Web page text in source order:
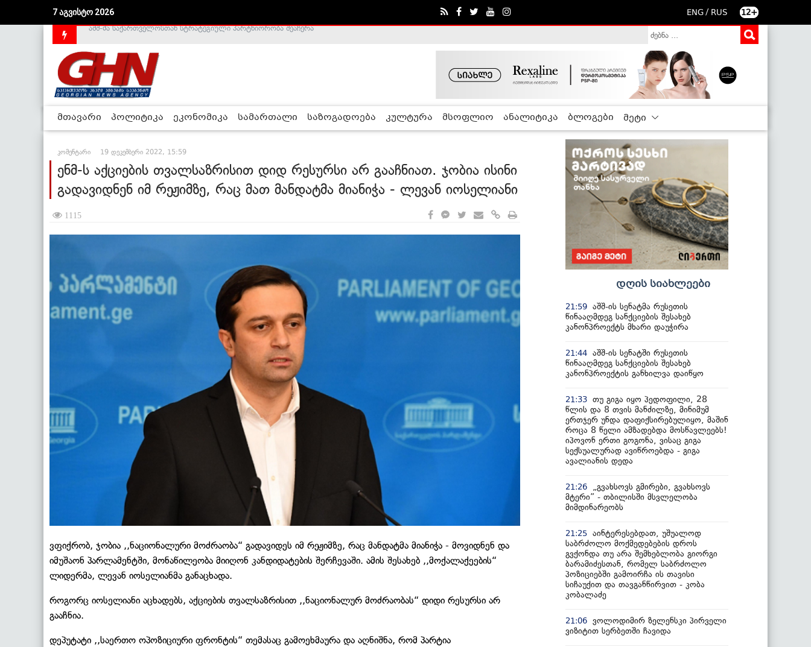
7 აგვისტო 2026 ENG / RUS 12+
საქართველოს დე-ფაქტო მთავრობა არალეგიტიმურია - ჰელსინკის კომისია
მთავარი პოლიტიკა ეკონომიკა სამართალი საზოგადოება კულტურა მსოფლიო ანალიტიკა ბლოგები მეტი
კომენტარი 19 დეკემბერი 2022, 15:59
ენმ-ს აქციების თვალსაზრისით დიდ რესურსი არ გააჩნიათ. ჯობია ისინი
გადავიდნენ იმ რეჟიმზე, რაც მათ მანდატმა მიანიჭა - ლევან იოსელიანი
1115
ვფიქრობ, ჯობია ,,ნაციონალური მოძრაობა“ გადავიდეს იმ რეჟიმზე, რაც მანდატმა მიანიჭა - მოვიდნენ და
იმუშაონ პარლამენტში, მონაწილეობა მიიღონ კანდიდატების შერჩევაში. ამის შესახებ ,,მოქალაქეების“
ლიდერმა, ლევან იოსელიანმა განაცხადა.
როგორც იოსელიანი აცხადებს, აქციების თვალსაზრისით ,,ნაციონალურ მოძრაობას“ დიდი რესურსი არ
გააჩნია.
დეპუტატი ,,საერთო ოპოზიციური ფრონტის“ თემასაც გამოეხმაურა და აღნიშნა, რომ პარტია
დღის სიახლეები
21:59 აშშ-ის სენატმა რუსეთის
წინააღმდეგ სანქციების შესახებ
კანონპროექტს მხარი დაუჭირა
21:44 აშშ-ის სენატში რუსეთის
წინააღმდეგ სანქციების შესახებ
კანონპროექტის განხილვა დაიწყო
21:33 თუ გიგა იყო პედოფილი, 28
წლის და 8 თვის მანძილზე, მინიმუმ
ერთჯერ უნდა დაფიქსირებულიყო, მაშინ
როცა 8 წელი ამზადებდა მოსწავლეებს!
იპოვონ ერთი გოგონა, ვისაც გიგა
სექსუალურად ავიწროებდა - გიგა
ავალიანის დედა
21:26
„გვახსოვს გმირები, გვახსოვს
მტერი” - თბილისში მსვლელობა
მიმდინარეობს
21:25 აინტერესებდათ, უშუალოდ
საბრძოლო მოქმედებების დროს
გვქონდა თუ არა შემხებლობა გიორგი
ბარამიძესთან, რომელ საბრძოლო
პოზიციებში გამოირჩა ის თავისი
სიჩაუქით და თავგანწირვით - კობა
კობალაძე
21:06 ვოლოდიმირ ზელენსკი პირველი
ვიზიტით სერბეთში ჩავიდა